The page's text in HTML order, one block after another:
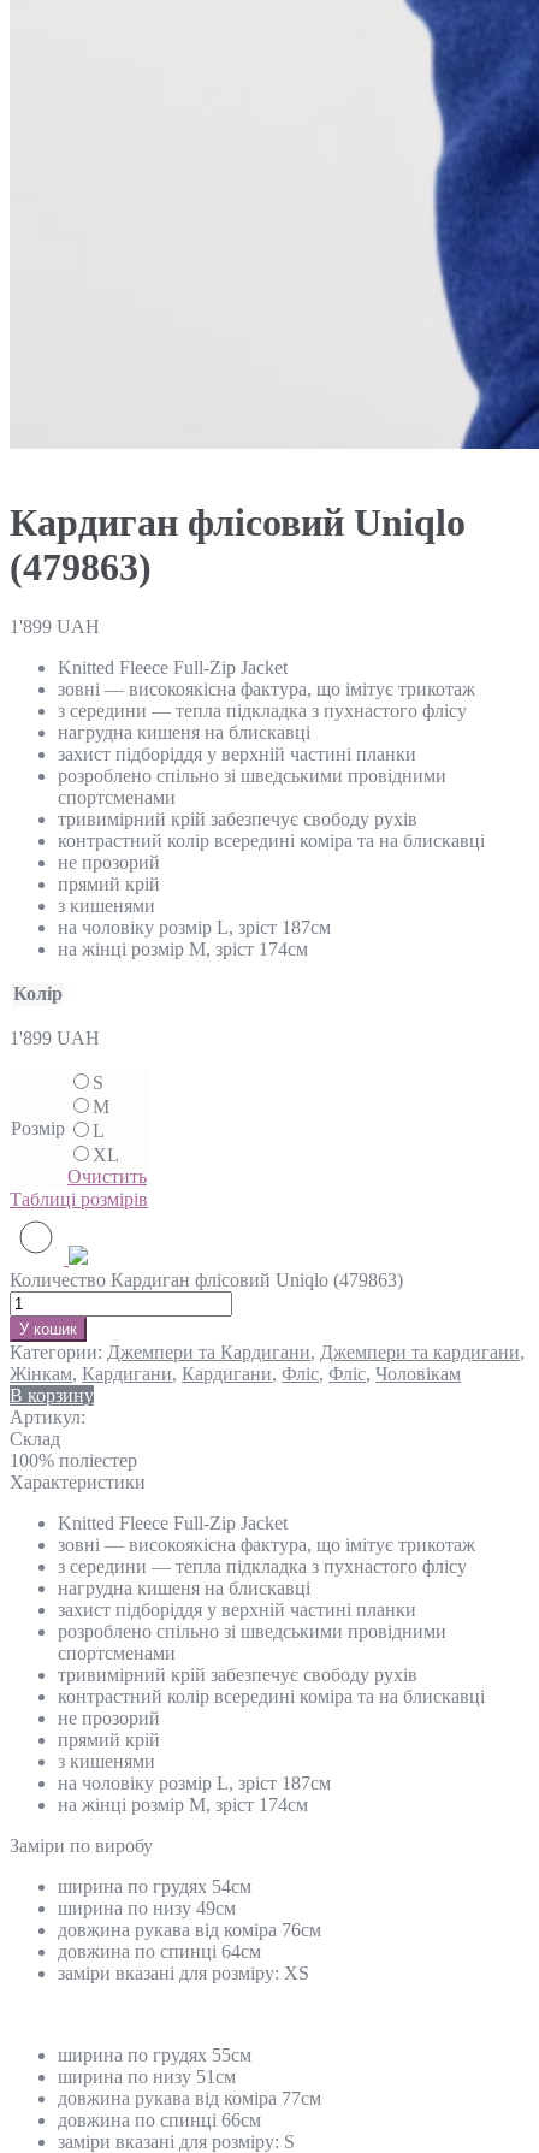
Кардиган флісовий Uniqlo
(479863)
1'899 UAH
Knitted Fleece Full-Zip Jacket
зовні — високоякісна фактура, що імітує трикотаж
з середини — тепла підкладка з пухнастого флісу
нагрудна кишеня на блискавці
захист підборіддя у верхній частині планки
розроблено спільно зі шведськими провідними
спортсменами
тривимірний крій забезпечує свободу рухів
контрастний колір всередині коміра та на блискавці
не прозорий
прямий крій
з кишенями
на чоловіку розмір L, зріст 187см
на жінці розмір M, зріст 174см
Колір
1'899 UAH
Розмір
S
M
L
XL
Очистить
Таблиці розмірів
Количество Кардиган флісовий Uniqlo (479863)
У кошик
Категории: Джемпери та Кардигани, Джемпери та кардигани,
Жінкам, Кардигани, Кардигани, Фліс, Фліс, Чоловікам
В корзину
Артикул:
Склад
100% поліестер
Характеристики
Knitted Fleece Full-Zip Jacket
зовні — високоякісна фактура, що імітує трикотаж
з середини — тепла підкладка з пухнастого флісу
нагрудна кишеня на блискавці
захист підборіддя у верхній частині планки
розроблено спільно зі шведськими провідними
спортсменами
тривимірний крій забезпечує свободу рухів
контрастний колір всередині коміра та на блискавці
не прозорий
прямий крій
з кишенями
на чоловіку розмір L, зріст 187см
на жінці розмір M, зріст 174см
Замiри по виробу
ширина по грудях 54см
ширина по низу 49см
довжина рукава від коміра 76см
довжина по спинці 64см
заміри вказані для розміру: XS
ширина по грудях 55см
ширина по низу 51см
довжина рукава від коміра 77см
довжина по спинці 66см
заміри вказані для розміру: S